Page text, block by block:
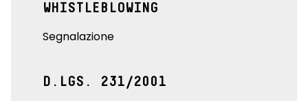
WHISTLEBLOWING
Segnalazione
D.LGS. 231/2001